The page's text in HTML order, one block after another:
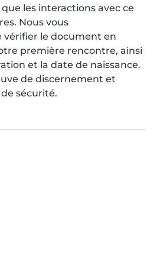
les interactions avec ce
Nous vous
vérifier le document en
première rencontre, ainsi
et la date de naissance.
de discernement et
sécurité.